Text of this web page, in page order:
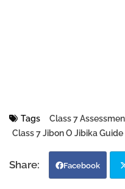
Tags
Class 7
Class 7 Jibon O Jibika Guide
Facebook